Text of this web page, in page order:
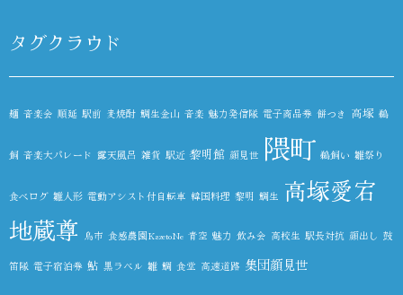
タグクラウド
麺 音楽会 順延 駅前 麦焼酎 鯛生金山 音楽 魅力発信隊 電子商品券 餅つき 高塚 鵜
飼 音楽大パレード 露天風呂 雑貨 駅近 黎明館 顔見世 隈町 鵜飼い 雛祭り
食べログ 雛人形 電動アシスト付自転車 韓国料理 黎明 鯛生 高塚愛宕
地蔵尊 鳥市 食感農園KazetoNe 青空 魅力 飲み会 高校生 駅長対抗 顔出し 鼓
笛隊 電子宿泊券 鮎 黒ラベル 雛 鯛 食堂 高速道路 集団顔見世